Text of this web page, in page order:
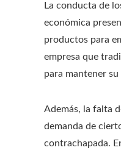
La conducta de
económica
productos para
empresa que
para mantener su
Además, la falta
demanda de
contrachapada.